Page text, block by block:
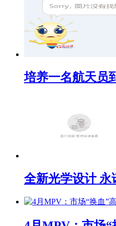
培养一名航天员
全新光学设计 永